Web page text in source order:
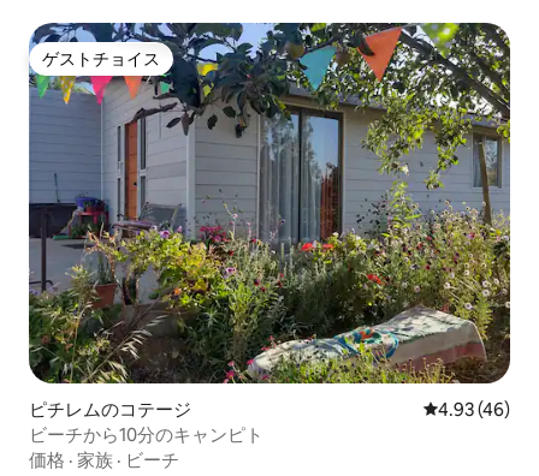
ゲストチョイス
ゲストチョイス
ピチレムのコテージ レビュー46
4.93 (46)
ビーチから10分のキャンピト
価格 · 家族 · ビーチ